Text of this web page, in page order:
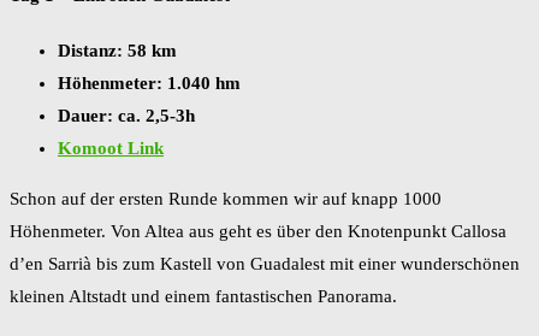
Distanz: 58 km
Höhenmeter: 1.040 hm
Dauer: ca. 2,5-3h
Komoot Link
Schon auf der ersten Runde kommen wir auf knapp 1000
Höhenmeter. Von Altea aus geht es über den Knotenpunkt Callosa
d’en Sarrià bis zum Kastell von Guadalest mit einer wunderschönen
kleinen Altstadt und einem fantastischen Panorama.